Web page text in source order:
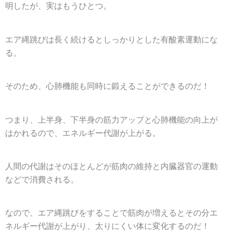
明したが、実はもうひとつ。
エア縄跳びは長く続けるとしっかりとした有酸素運動にな
る。
そのため、心肺機能も同時に鍛えることができるのだ！
つまり、上半身、下半身の筋力アップと心肺機能の向上が
はかれるので、エネルギー代謝が上がる。
人間の代謝はそのほとんどが筋肉の維持と内臓器官の運動
などで消費される。
なので、 エア縄跳びをすることで筋肉が増えるとその分エ
ネルギー代謝が上がり、太りにくい体に変化するのだ！